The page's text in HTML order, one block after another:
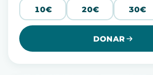
10€ 20€ 30€
DONAR